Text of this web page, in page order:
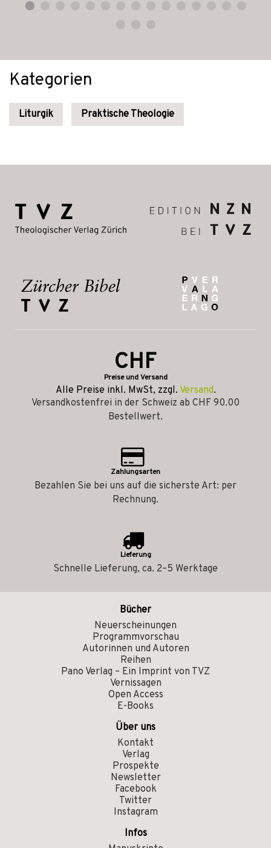
Kategorien
Liturgik Praktische Theologie
CHF
Preise und Versand
Alle Preise inkl. MwSt, zzgl. Versand.
Versandkostenfrei in der Schweiz ab CHF 90.00
Bestellwert.
Zahlungsarten
Bezahlen Sie bei uns auf die sicherste Art: per
Rechnung.
Lieferung
Schnelle Lieferung, ca. 2–5 Werktage
Bücher
Neuerscheinungen
Programmvorschau
Autorinnen und Autoren
Reihen
Pano Verlag – Ein Imprint von TVZ
Vernissagen
Open Access
E-Books
Über uns
Kontakt
Verlag
Prospekte
Newsletter
Facebook
Twitter
Instagram
Infos